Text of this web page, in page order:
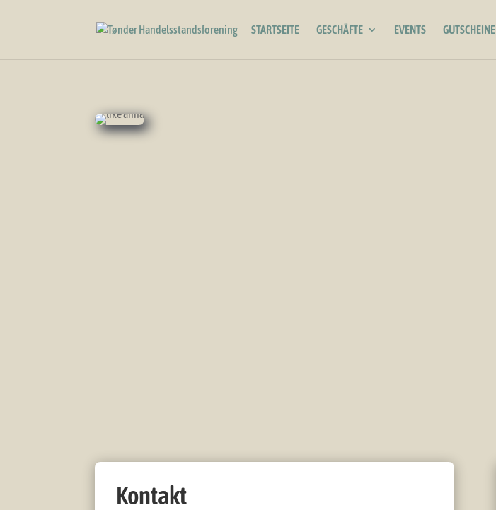
STARTSEITE GESCHÄFTE EVENTS GUTSCHEINE
Kontakt